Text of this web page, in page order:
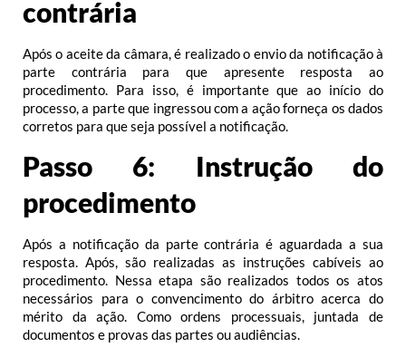
contrária
Após o aceite da câmara, é realizado o envio da notificação à
parte contrária para que apresente resposta ao
procedimento. Para isso, é importante que ao início do
processo, a parte que ingressou com a ação forneça os dados
corretos para que seja possível a notificação.
Passo 6: Instrução do
procedimento
Após a notificação da parte contrária é aguardada a sua
resposta. Após, são realizadas as instruções cabíveis ao
procedimento. Nessa etapa são realizados todos os atos
necessários para o convencimento do árbitro acerca do
mérito da ação. Como ordens processuais, juntada de
documentos e provas das partes ou audiências.